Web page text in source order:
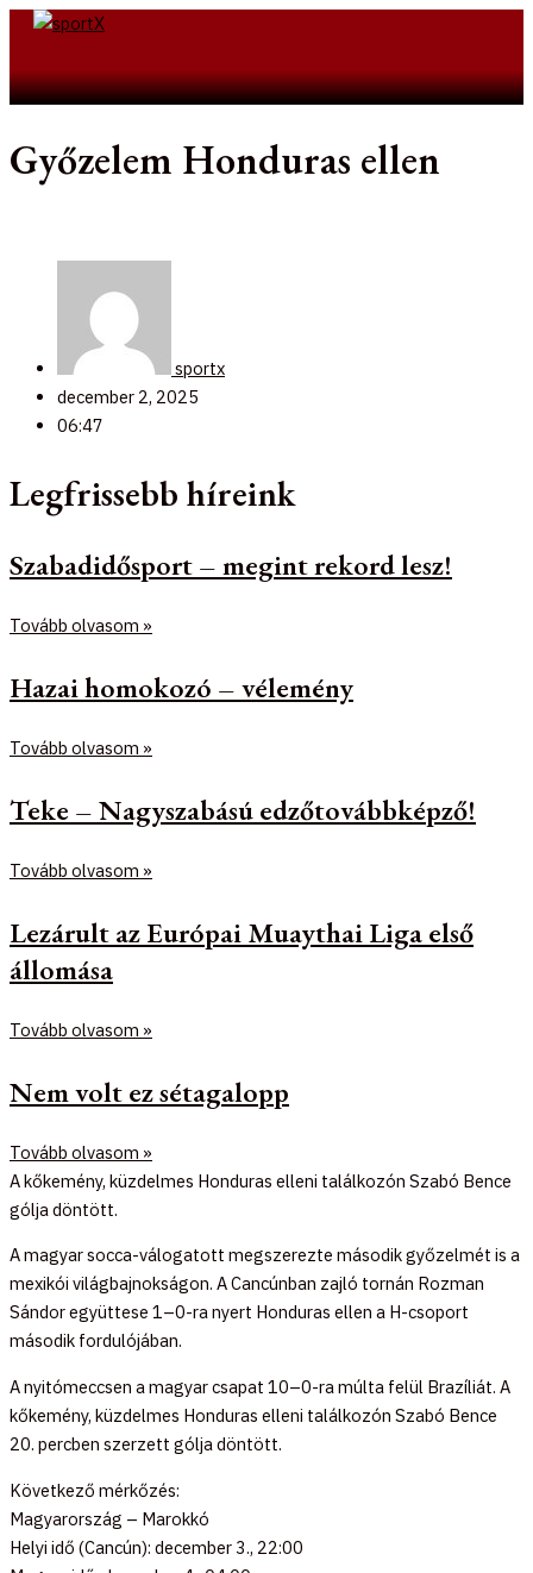
Skip
Győzelem Honduras ellen
sportx
december 2, 2025
06:47
Legfrissebb híreink
Szabadidősport – megint rekord lesz!
Tovább olvasom »
Hazai homokozó – vélemény
Tovább olvasom »
Teke – Nagyszabású edzőtovábbképző!
Tovább olvasom »
Lezárult az Európai Muaythai Liga első
állomása
Tovább olvasom »
Nem volt ez sétagalopp
Tovább olvasom »
A kőkemény, küzdelmes Honduras elleni találkozón Szabó Bence
gólja döntött.
A magyar socca-válogatott megszerezte második győzelmét is a
mexikói világbajnokságon. A Cancúnban zajló tornán Rozman
Sándor együttese 1–0-ra nyert Honduras ellen a H-csoport
második fordulójában.
A nyitómeccsen a magyar csapat 10–0-ra múlta felül Brazíliát. A
kőkemény, küzdelmes Honduras elleni találkozón Szabó Bence
20. percben szerzett gólja döntött.
Következő mérkőzés:
Magyarország – Marokkó
Helyi idő (Cancún): december 3., 22:00